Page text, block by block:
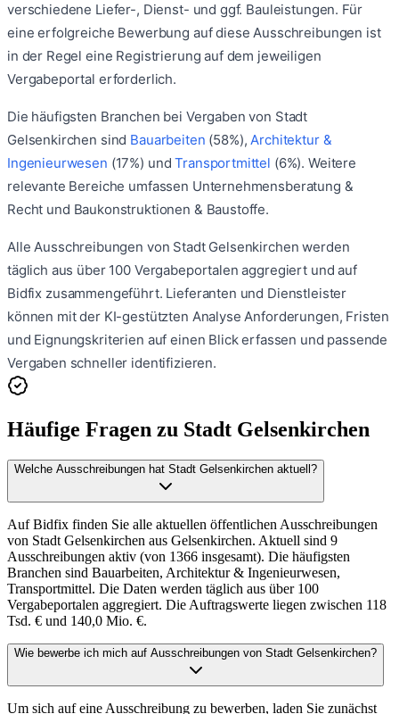
verschiedene Liefer-, Dienst- und ggf. Bauleistungen. Für
eine erfolgreiche Bewerbung auf diese Ausschreibungen ist
in der Regel eine Registrierung auf dem jeweiligen
Vergabeportal erforderlich.
Die häufigsten Branchen bei Vergaben von Stadt
Gelsenkirchen sind Bauarbeiten (58%),Architektur &
Ingenieurwesen (17%) undTransportmittel (6%). Weitere
relevante Bereiche umfassen Unternehmensberatung &
Recht und Baukonstruktionen & Baustoffe.
Alle Ausschreibungen von Stadt Gelsenkirchen werden
täglich aus über 100 Vergabeportalen aggregiert und auf
Bidfix zusammengeführt. Lieferanten und Dienstleister
können mit der KI-gestützten Analyse Anforderungen, Fristen
und Eignungskriterien auf einen Blick erfassen und passende
Vergaben schneller identifizieren.
Häufige Fragen zu Stadt Gelsenkirchen
Welche Ausschreibungen hat Stadt Gelsenkirchen aktuell?
Auf Bidfix finden Sie alle aktuellen öffentlichen Ausschreibungen
von Stadt Gelsenkirchen aus Gelsenkirchen. Aktuell sind 9
Ausschreibungen aktiv (von 1366 insgesamt). Die häufigsten
Branchen sind Bauarbeiten, Architektur & Ingenieurwesen,
Transportmittel. Die Daten werden täglich aus über 100
Vergabeportalen aggregiert. Die Auftragswerte liegen zwischen 118
Tsd. € und 140,0 Mio. €.
Wie bewerbe ich mich auf Ausschreibungen von Stadt Gelsenkirchen?
Um sich auf eine Ausschreibung zu bewerben, laden Sie zunächst